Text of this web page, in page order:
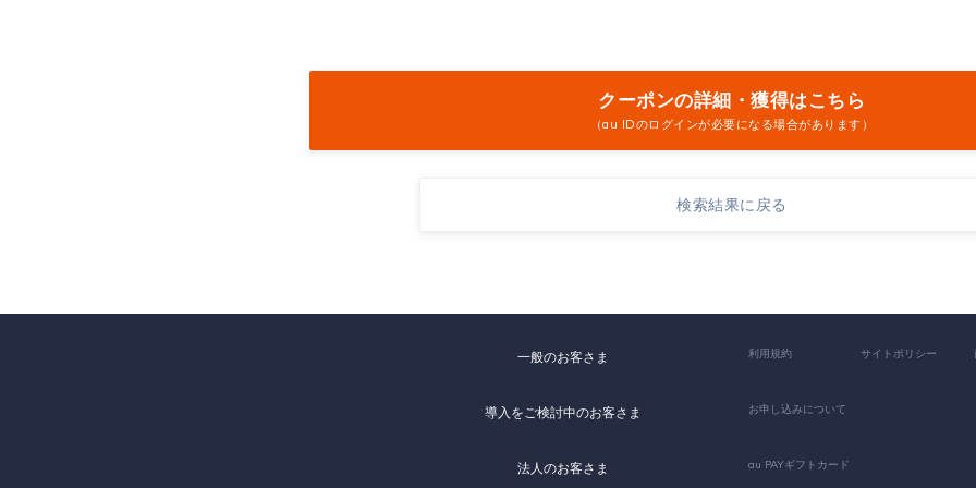
クーポンの詳細・獲得はこちら
（au IDのログインが必要になる場合があります）
検索結果に戻る
一般のお客さま 利用規約 サイトポリシー
導入をご検討中のお客さま お申し込みについて
法人のお客さま au PAYギフトカード